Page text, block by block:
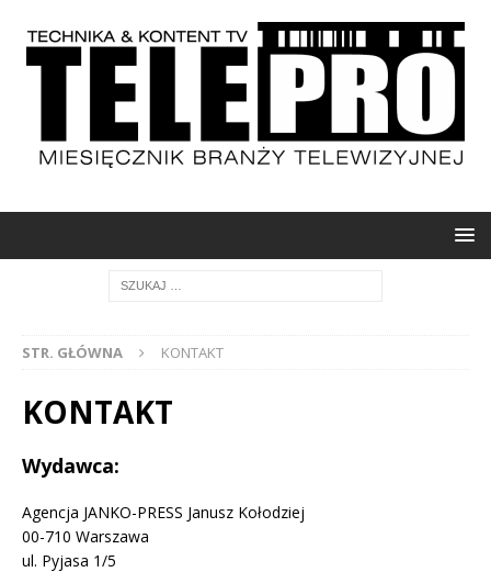
STR. GŁÓWNA KONTAKT
KONTAKT
Wydawca:
Agencja JANKO-PRESS Janusz Kołodziej
00-710 Warszawa
ul. Pyjasa 1/5